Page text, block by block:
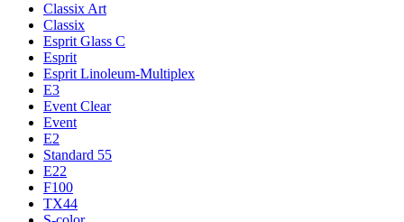
Classix Art
Classix
Esprit Glass C
Esprit
Esprit Linoleum-Multiplex
E3
Event Clear
Event
E2
Standard 55
E22
F100
TX44